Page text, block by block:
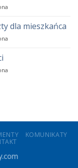
dla mieszkańca
KOMUNIKATY